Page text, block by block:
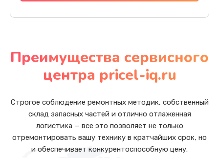
Преимущества сервисного
центра pricel-iq.ru
Строгое соблюдение ремонтных методик, собственный
склад запасных частей и отлично отлаженная
логистика — все это позволяет не только
отремонтировать вашу технику в кратчайших срок, но
и обеспечивает конкурентоспособную цену.